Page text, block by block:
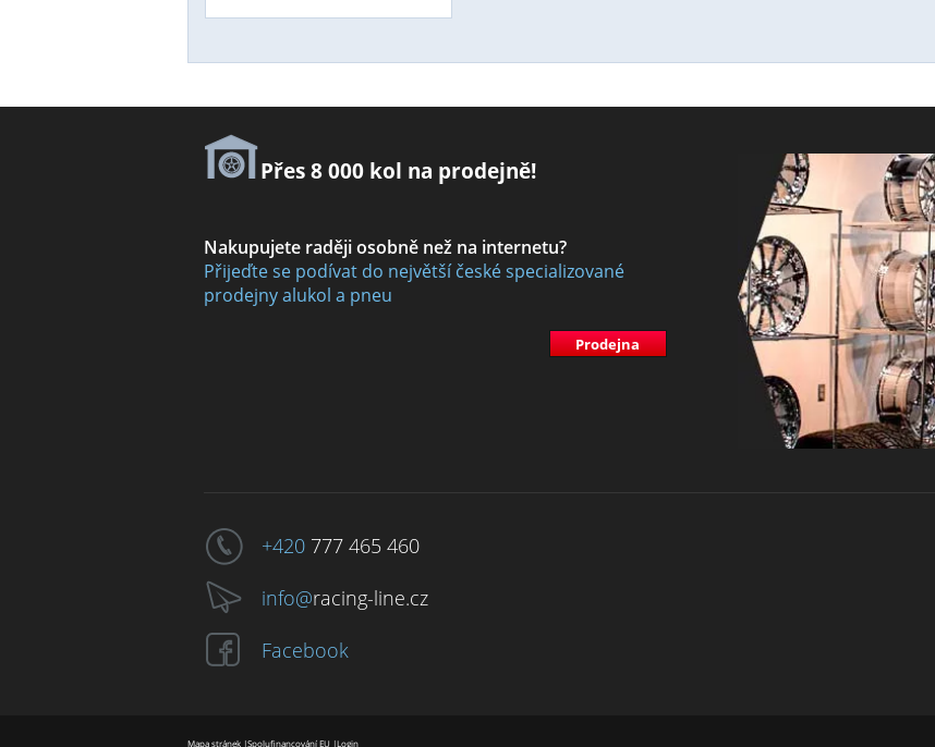
Přes 8 000 kol na prodejně!
Nakupujete raději osobně než na internetu?
Přijeďte se podívat do největší české specializované
prodejny alukol a pneu
Prodejna
+420 777 465 460
info@racing-line.cz
Facebook
Mapa stránek |Spolufinancování EU |Login